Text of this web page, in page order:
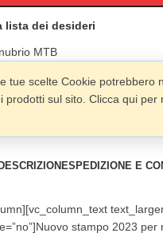
lista dei desideri
MTB
tue scelte Cookie potrebbero
prodotti sul sito. Clicca qui per
DESCRIZIONESPEDIZIONE E
stampo 2023